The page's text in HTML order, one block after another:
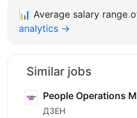
📊 Average salary range
analytics →
Similar jobs
People Operations
ДЗЕН